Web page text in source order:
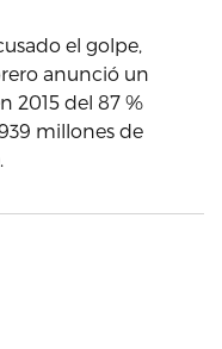
el golpe,
anunció un
2015 del 87 %
millones de